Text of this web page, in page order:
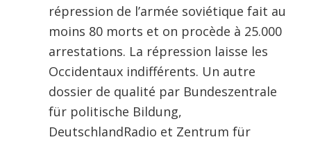
répression de l’armée soviétique fait au
moins 80 morts et on procède à 25.000
arrestations. La répression laisse les
Occidentaux indifférents. Un autre
dossier de qualité par Bundeszentrale
für politische Bildung,
DeutschlandRadio et Zentrum für